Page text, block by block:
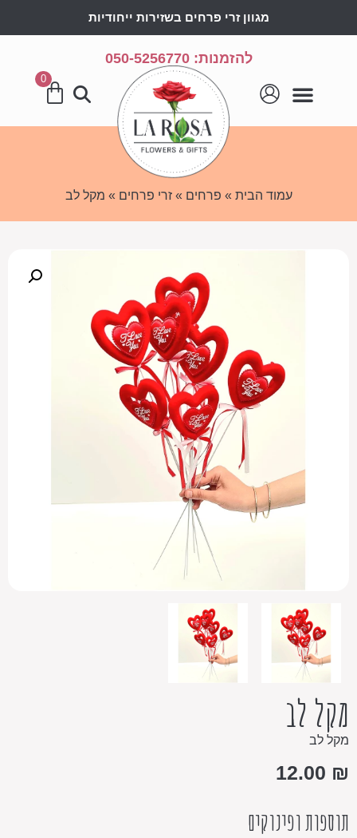
מגוון זרי פרחים בשזירות ייחודיות
להזמנות: 050-5256770
0
עמוד הבית » פרחים »זרי פרחים » מקל לב
מקל לב
מקל לב
12.00 ₪
תוספות ופינוקים